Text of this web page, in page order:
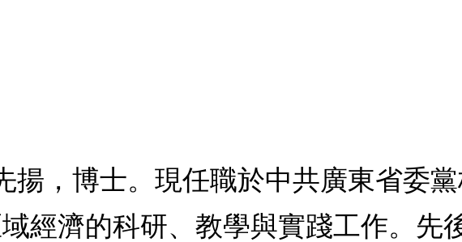
揚，博士。現任職於中共廣東省委
經濟的科研、教學與實踐工作。先